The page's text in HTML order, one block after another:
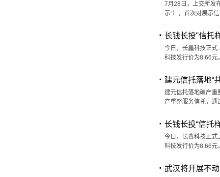
7月28日，上交所发
示”），首次对展示
长钱长投"信托
今日，长鑫科技正式
科技发行价为8.66
建元信托落地“
建元信托落地破产
产重整服务信托，通
长钱长投“信托
今日，长鑫科技正式
科技发行价为8.66
武汉将开展不